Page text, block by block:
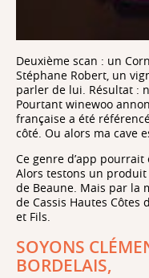
Deuxième scan : un
Stéphane Robert, un
parler de lui. Résultat :
Pourtant winewoo
française a été
côté. Ou alors ma cave
Ce genre d’app
Alors testons un produit
de Beaune. Mais par la
de Cassis Hautes Côtes
et Fils.
SOYONS
BORDELAIS,